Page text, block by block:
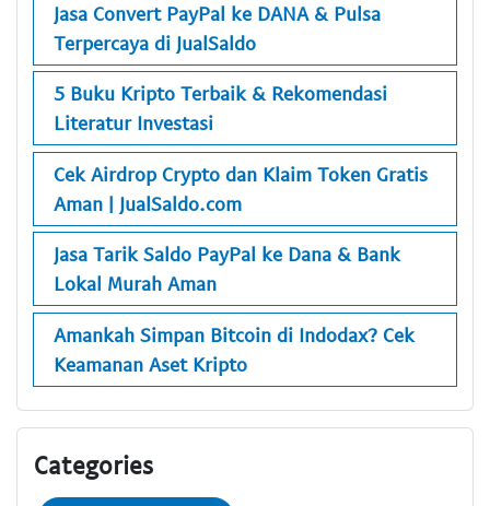
Jasa Convert PayPal ke DANA & Pulsa
Terpercaya di JualSaldo
5 Buku Kripto Terbaik & Rekomendasi
Literatur Investasi
Cek Airdrop Crypto dan Klaim Token Gratis
Aman | JualSaldo.com
Jasa Tarik Saldo PayPal ke Dana & Bank
Lokal Murah Aman
Amankah Simpan Bitcoin di Indodax? Cek
Keamanan Aset Kripto
Categories